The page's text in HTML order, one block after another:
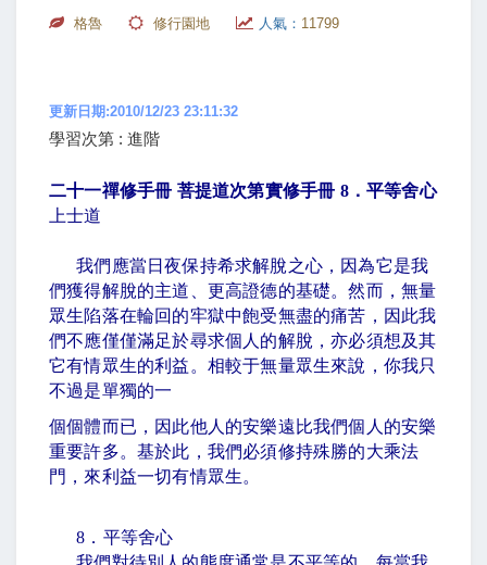
格魯 修行園地 人氣： 11799
更新日期:2010/12/23 23:11:32
學習次第 : 進階
二十一禪修手冊 菩提道次第實修手冊 8．平等舍心
上士道
我們應當日夜保持希求解脫之心，因為它是我
們獲得解脫的主道、更高證德的基礎。然而，無量
眾生陷落在輪回的牢獄中飽受無盡的痛苦，因此我
們不應僅僅滿足於尋求個人的解脫，亦必須想及其
它有情眾生的利益。相較于無量眾生來說，你我只
不過是單獨的一
個個體而已，因此他人的安樂遠比我們個人的安樂
重要許多。基於此，我們必須修持殊勝的大乘法
門，來利益一切有情眾生。
8 ．平等舍心